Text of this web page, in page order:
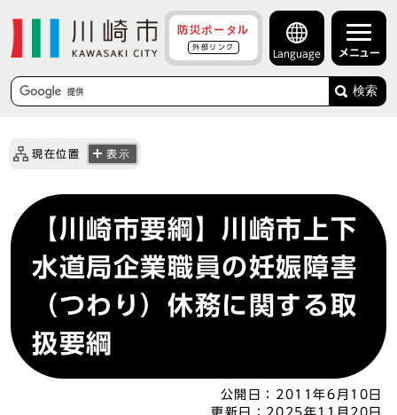
防災ポータル
外部リンク
Language メニュー
検索
現在位置 表示
【川崎市要綱】川崎市上下
水道局企業職員の妊娠障害
（つわり）休務に関する取
扱要綱
公開日： 2011年6月10日
更新日： 2025年11月20日